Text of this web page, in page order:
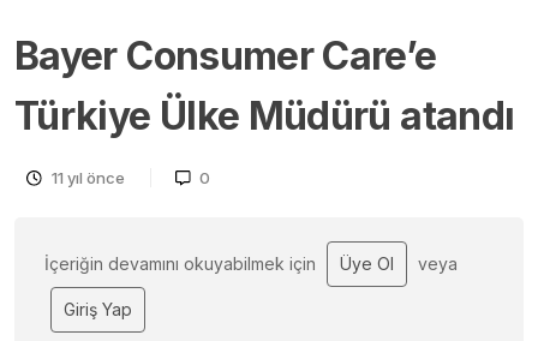
Bayer Consumer Care’e
Türkiye Ülke Müdürü atandı
11 yıl önce 0
İçeriğin devamını okuyabilmek için Üye Ol veya
Giriş Yap